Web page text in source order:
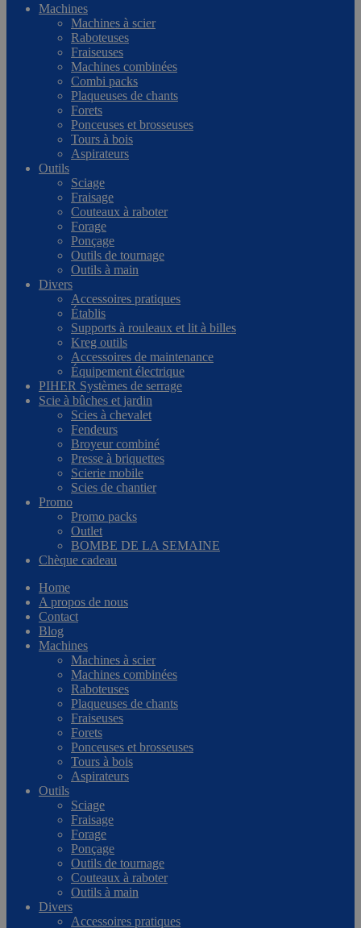
Machines
Machines à scier
Raboteuses
Fraiseuses
Machines combinées
Combi packs
Plaqueuses de chants
Forets
Ponceuses et brosseuses
Tours à bois
Aspirateurs
Outils
Sciage
Fraisage
Couteaux à raboter
Forage
Ponçage
Outils de tournage
Outils à main
Divers
Accessoires pratiques
Établis
Supports à rouleaux et lit à billes
Kreg outils
Accessoires de maintenance
Équipement électrique
PIHER Systèmes de serrage
Scie à bûches et jardin
Scies à chevalet
Fendeurs
Broyeur combiné
Presse à briquettes
Scierie mobile
Scies de chantier
Promo
Promo packs
Outlet
BOMBE DE LA SEMAINE
Chèque cadeau
Home
A propos de nous
Contact
Blog
Machines
Machines à scier
Machines combinées
Raboteuses
Plaqueuses de chants
Fraiseuses
Forets
Ponceuses et brosseuses
Tours à bois
Aspirateurs
Outils
Sciage
Fraisage
Forage
Ponçage
Outils de tournage
Couteaux à raboter
Outils à main
Divers
Accessoires pratiques